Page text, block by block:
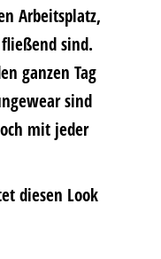
Arbeitsplatz,
sind.
ganzen Tag
sind
mit jeder
diesen Look